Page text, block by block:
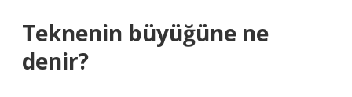
Teknenin büyüğüne ne
denir?